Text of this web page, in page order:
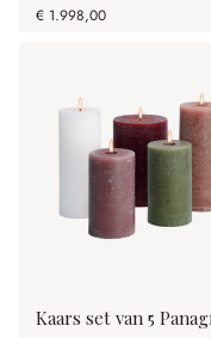
€ 1.998,00
Kaars set van 5